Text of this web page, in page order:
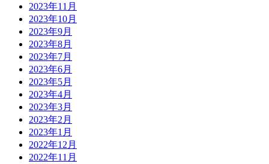
2023年11月
2023年10月
2023年9月
2023年8月
2023年7月
2023年6月
2023年5月
2023年4月
2023年3月
2023年2月
2023年1月
2022年12月
2022年11月